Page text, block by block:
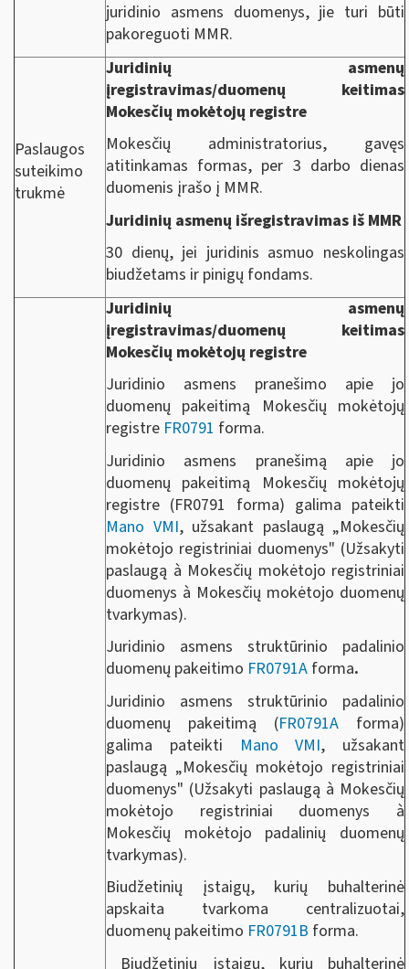
juridinio asmens duomenys, jie turi būti
pakoreguoti MMR.
Paslaugos
suteikimo
trukmė
Juridinių asmenų
įregistravimas/duomenų keitimas
Mokesčių mokėtojų registre
Mokesčių administratorius, gavęs
atitinkamas formas, per 3 darbo dienas
duomenis įrašo į MMR.
Juridinių asmenų išregistravimas iš MMR
30 dienų, jei juridinis asmuo neskolingas
biudžetams ir pinigų fondams.
Juridinių asmenų
įregistravimas/duomenų keitimas
Mokesčių mokėtojų registre
Juridinio asmens pranešimo apie jo
duomenų pakeitimą Mokesčių mokėtojų
registre FR0791 forma.
Juridinio asmens pranešimą apie jo
duomenų pakeitimą Mokesčių mokėtojų
registre (FR0791 forma) galima pateikti
Mano VMI, užsakant paslaugą „Mokesčių
mokėtojo registriniai duomenys" (Užsakyti
paslaugą à Mokesčių mokėtojo registriniai
duomenys à Mokesčių mokėtojo duomenų
tvarkymas).
Juridinio asmens struktūrinio padalinio
duomenų pakeitimo FR0791A forma.
Juridinio asmens struktūrinio padalinio
duomenų pakeitimą (FR0791A forma)
galima pateikti Mano VMI, užsakant
paslaugą „Mokesčių mokėtojo registriniai
duomenys" (Užsakyti paslaugą à Mokesčių
mokėtojo registriniai duomenys à
Mokesčių mokėtojo padalinių duomenų
tvarkymas).
Biudžetinių įstaigų, kurių buhalterinė
apskaita tvarkoma centralizuotai,
duomenų pakeitimo FR0791B forma.
Biudžetinių įstaigų, kurių buhalterinė